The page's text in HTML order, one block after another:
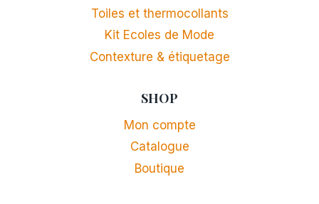
Toiles et thermocollants
Kit Ecoles de Mode
Contexture & étiquetage
SHOP
Mon compte
Catalogue
Boutique